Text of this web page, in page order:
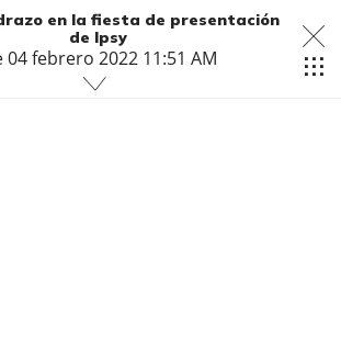
en la fiesta de presentación
de Ipsy
04 febrero 2022 11:51 AM